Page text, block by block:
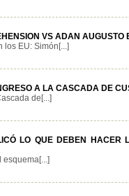
VS ADAN AUGUSTO
los EU: Simón[...]
A LA CASCADA DE
de[...]
LO QUE DEBEN